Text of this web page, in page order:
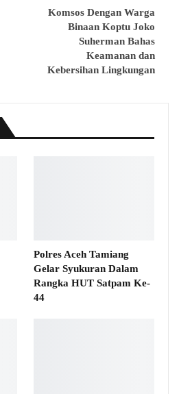
Komsos Dengan Warga
Binaan Koptu Joko
Suherman Bahas
Keamanan dan
Kebersihan Lingkungan
Polres Aceh Tamiang
Gelar Syukuran Dalam
Rangka HUT Satpam Ke-
44